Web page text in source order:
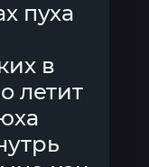
пуха
в
летит